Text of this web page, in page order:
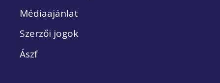
Médiaajánlat
Szerzői jogok
Ászf